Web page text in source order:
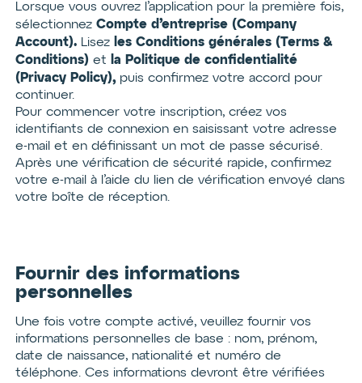
Lorsque vous ouvrez l’application pour la première fois,
sélectionnezCompte d’entreprise (Company
Account). Lisez les Conditions générales (Terms &
Conditions) et
la Politique de confidentialité
(Privacy Policy),puis confirmez votre accord pour
continuer.
Pour commencer votre inscription, créez vos
identifiants de connexion en saisissant votre adresse
e-mail et en définissant un mot de passe sécurisé.
Après une vérification de sécurité rapide, confirmez
votre e-mail à l’aide du lien de vérification envoyé dans
votre boîte de réception.
Fournir des informations
personnelles
Une fois votre compte activé, veuillez fournir vos
informations personnelles de base : nom, prénom,
date de naissance, nationalité et numéro de
téléphone. Ces informations devront être vérifiées